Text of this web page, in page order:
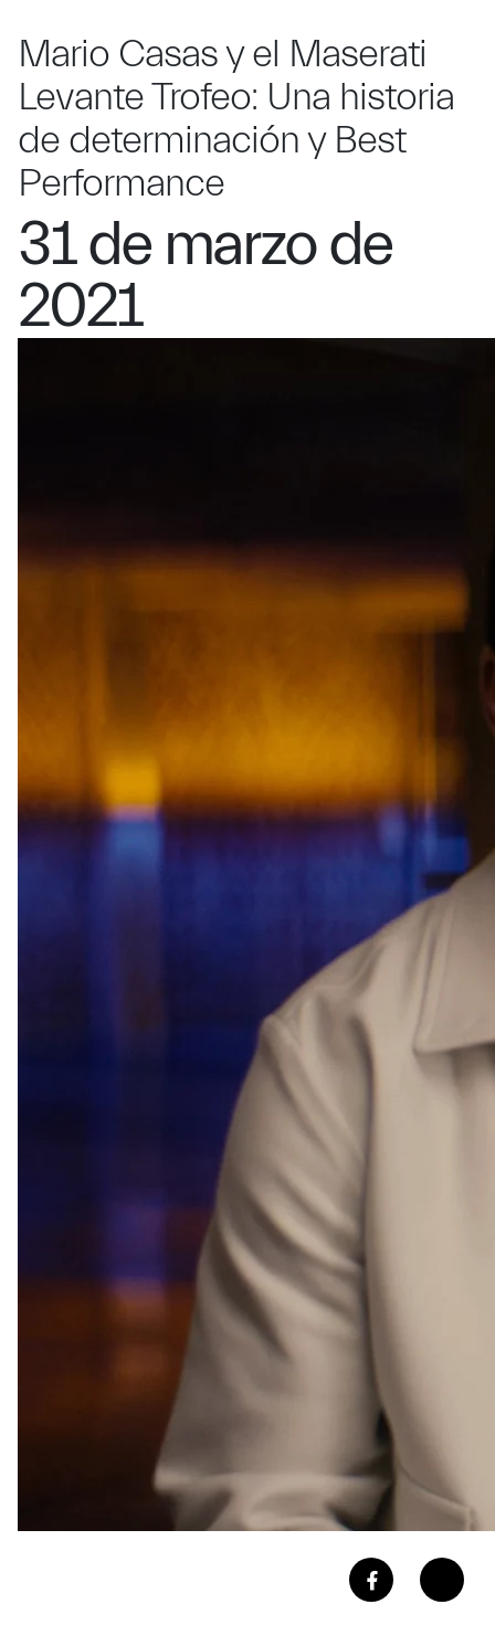
Mario Casas y el Maserati
Levante Trofeo: Una historia
de determinación y Best
Performance
31 de marzo de
2021